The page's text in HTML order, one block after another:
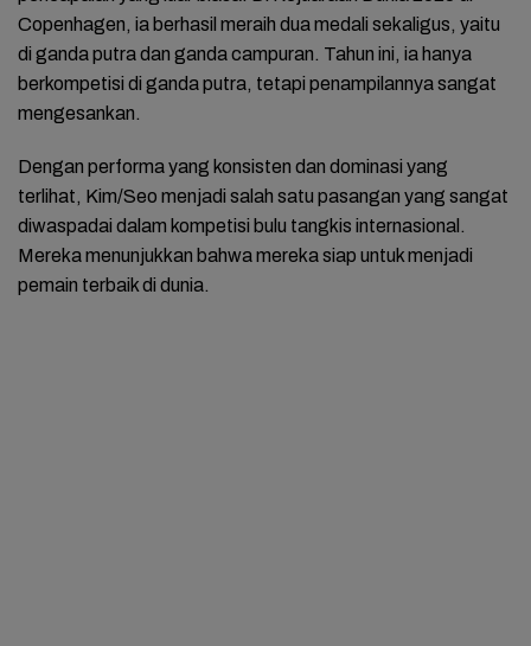
Copenhagen, ia berhasil meraih dua medali sekaligus, yaitu
di ganda putra dan ganda campuran. Tahun ini, ia hanya
berkompetisi di ganda putra, tetapi penampilannya sangat
mengesankan.
Dengan performa yang konsisten dan dominasi yang
terlihat, Kim/Seo menjadi salah satu pasangan yang sangat
diwaspadai dalam kompetisi bulu tangkis internasional.
Mereka menunjukkan bahwa mereka siap untuk menjadi
pemain terbaik di dunia.